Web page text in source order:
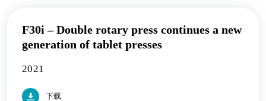
F30i – Double rotary press continues a new
generation of tablet presses
2021
下载